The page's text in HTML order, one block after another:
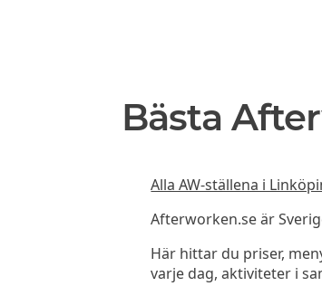
Bästa
Alla AW-ställena i
Afterworken.se är
Här hittar du priser,
varje dag, aktiviteter i